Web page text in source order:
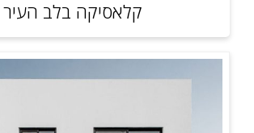
קלאסיקה בלב העיר